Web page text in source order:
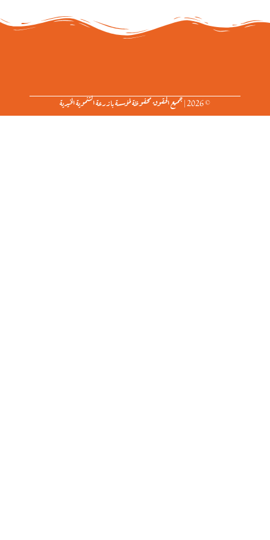
© 2026 | جميع الحقوق محفوظة لمؤسسة بازرعة التنموية الخيرية